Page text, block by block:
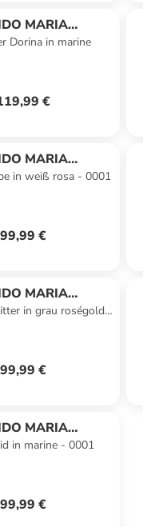
MARIA
Dorina in marine
€
MARIA
in weiß rosa - 0001
99,99 €
MARIA
in grau roségold -
99,99 €
MARIA
in marine - 0001
99,99 €